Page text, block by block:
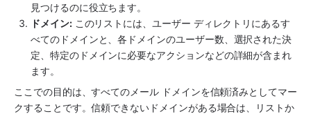
見つけるのに役立ちます。
ドメイン: このリストには、ユーザー ディレクトリにあるす
べてのドメインと、各ドメインのユーザー数、選択された決
定、特定のドメインに必要なアクションなどの詳細が含まれ
ます。
ここでの目的は、すべてのメール ドメインを信頼済みとしてマー
クすることです。信頼できないドメインがある場合は、リストか